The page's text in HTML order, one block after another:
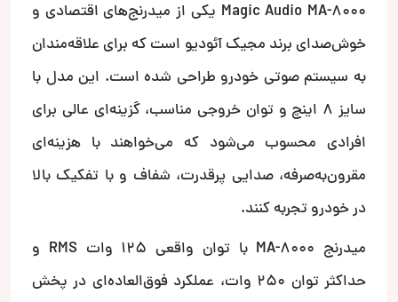
Magic Audio MA-8000 یکی از میدرنج‌های اقتصادی و
خوش‌صدای برند مجیک آئودیو است که برای علاقه‌مندان
به سیستم صوتی خودرو طراحی شده است. این مدل با
سایز ۸ اینچ و توان خروجی مناسب، گزینه‌ای عالی برای
افرادی محسوب می‌شود که می‌خواهند با هزینه‌ای
مقرون‌به‌صرفه، صدایی پرقدرت، شفاف و با تفکیک بالا
در خودرو تجربه کنند.
میدرنج MA-8000 با توان واقعی ۱۲۵ وات RMS و
حداکثر توان ۲۵۰ وات، عملکرد فوق‌العاده‌ای در پخش